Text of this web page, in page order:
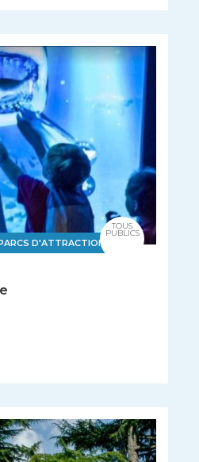
D'ATTRACTIONS
TOUS
PUBLICS